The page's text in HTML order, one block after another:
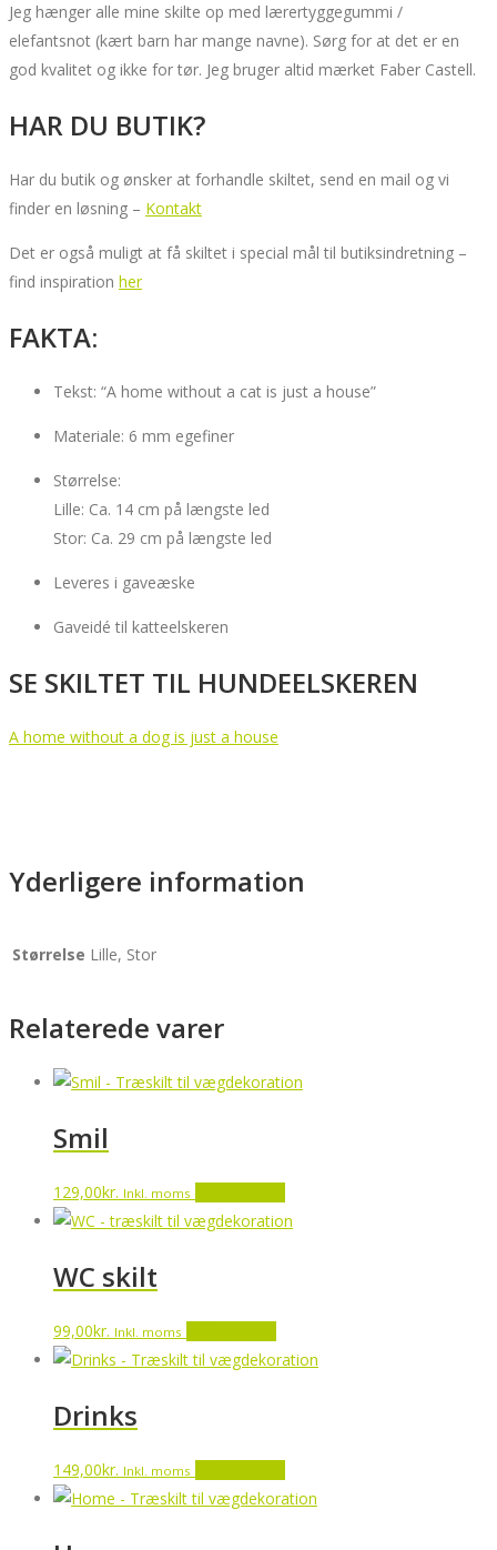
Jeg hænger alle mine skilte op med lærertyggegummi /
elefantsnot (kært barn har mange navne). Sørg for at det er en
god kvalitet og ikke for tør. Jeg bruger altid mærket Faber Castell.
HAR DU BUTIK?
Har du butik og ønsker at forhandle skiltet, send en mail og vi
finder en løsning – Kontakt
Det er også muligt at få skiltet i special mål til butiksindretning –
find inspiration her
FAKTA:
Tekst: “A home without a cat is just a house”
Materiale: 6 mm egefiner
Størrelse:
Lille: Ca. 14 cm på længste led
Stor: Ca. 29 cm på længste led
Leveres i gaveæske
Gaveidé til katteelskeren
SE SKILTET TIL HUNDEELSKEREN
A home without a dog is just a house
Yderligere information
Størrelse Lille, Stor
Relaterede varer
Smil
129,00kr. Inkl. moms
WC skilt
99,00kr. Inkl. moms
Drinks
149,00kr. Inkl. moms